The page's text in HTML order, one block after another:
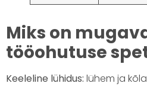
Miks on
tööohutuse
Keeleline lühidus: lühem ja